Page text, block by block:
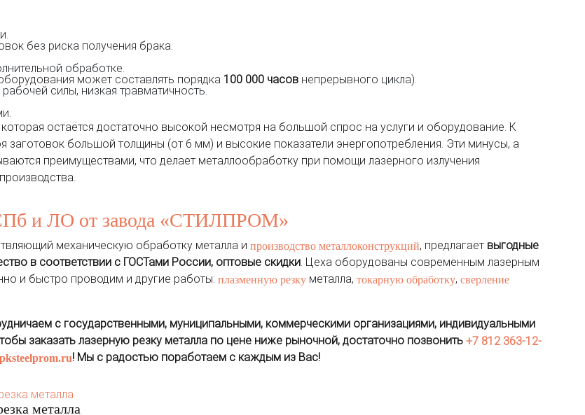
без риска получения брака.
обработке.
может составлять порядка 100 000 часов непрерывного цикла).
силы, низкая травматичность.
которая остаётся достаточно высокой несмотря на большой спрос на услуги и оборудование. К
заготовок большой толщины (от 6 мм) и высокие показатели энергопотребления. Эти минусы, а
преимуществами, что делает металлообработку при помощи лазерного излучения
СПб и ЛО от завода «СТИЛПРОМ»
механическую обработку металла и производство металлоконструкций, предлагает выгодные
в соответствии с ГОСТами России, оптовые скидки. Цеха оборудованы современным лазерным
и быстро проводим и другие работы: плазменную резку металла, токарную обработку, сверление
с государственными, муниципальными, коммерческими организациями, индивидуальными
заказать лазерную резку металла по цене ниже рыночной, достаточно позвонить +7 812 363-12-
! Мы с радостью поработаем с каждым из Вас!
металла